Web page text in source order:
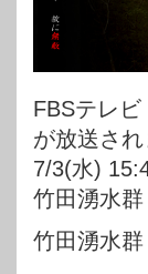
FBSテレ
が放送され
7/3(水)
竹田湧水群
竹田湧水